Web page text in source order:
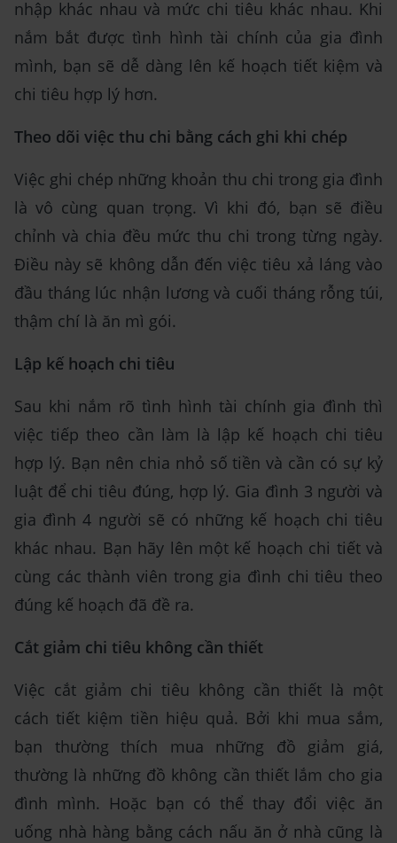
nhập khác nhau và mức chi tiêu khác nhau. Khi
nắm bắt được tình hình tài chính của gia đình
mình, bạn sẽ dễ dàng lên kế hoạch tiết kiệm và
chi tiêu hợp lý hơn.
Theo dõi việc thu chi bằng cách ghi khi chép
Việc ghi chép những khoản thu chi trong gia đình
là vô cùng quan trọng. Vì khi đó, bạn sẽ điều
chỉnh và chia đều mức thu chi trong từng ngày.
Điều này sẽ không dẫn đến việc tiêu xả láng vào
đầu tháng lúc nhận lương và cuối tháng rỗng túi,
thậm chí là ăn mì gói.
Lập kế hoạch chi tiêu
Sau khi nắm rõ tình hình tài chính gia đình thì
việc tiếp theo cần làm là lập kế hoạch chi tiêu
hợp lý. Bạn nên chia nhỏ số tiền và cần có sự kỷ
luật để chi tiêu đúng, hợp lý. Gia đình 3 người và
gia đình 4 người sẽ có những kế hoạch chi tiêu
khác nhau. Bạn hãy lên một kế hoạch chi tiết và
cùng các thành viên trong gia đình chi tiêu theo
đúng kế hoạch đã đề ra.
Cắt giảm chi tiêu không cần thiết
Việc cắt giảm chi tiêu không cần thiết là một
cách tiết kiệm tiền hiệu quả. Bởi khi mua sắm,
bạn thường thích mua những đồ giảm giá,
thường là những đồ không cần thiết lắm cho gia
đình mình. Hoặc bạn có thể thay đổi việc ăn
uống nhà hàng bằng cách nấu ăn ở nhà cũng là